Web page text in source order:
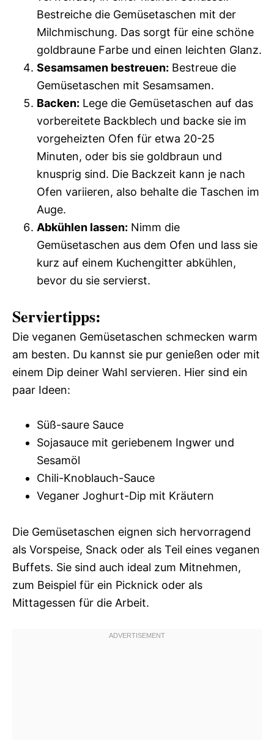
Bestreiche die Gemüsetaschen mit der
Milchmischung. Das sorgt für eine schöne
goldbraune Farbe und einen leichten Glanz.
Sesamsamen bestreuen: Bestreue die
Gemüsetaschen mit Sesamsamen.
Backen: Lege die Gemüsetaschen auf das
vorbereitete Backblech und backe sie im
vorgeheizten Ofen für etwa 20-25
Minuten, oder bis sie goldbraun und
knusprig sind. Die Backzeit kann je nach
Ofen variieren, also behalte die Taschen im
Auge.
Abkühlen lassen: Nimm die
Gemüsetaschen aus dem Ofen und lass sie
kurz auf einem Kuchengitter abkühlen,
bevor du sie servierst.
Serviertipps:
Die veganen Gemüsetaschen schmecken warm
am besten. Du kannst sie pur genießen oder mit
einem Dip deiner Wahl servieren. Hier sind ein
paar Ideen:
Süß-saure Sauce
Sojasauce mit geriebenem Ingwer und
Sesamöl
Chili-Knoblauch-Sauce
Veganer Joghurt-Dip mit Kräutern
Die Gemüsetaschen eignen sich hervorragend
als Vorspeise, Snack oder als Teil eines veganen
Buffets. Sie sind auch ideal zum Mitnehmen,
zum Beispiel für ein Picknick oder als
Mittagessen für die Arbeit.